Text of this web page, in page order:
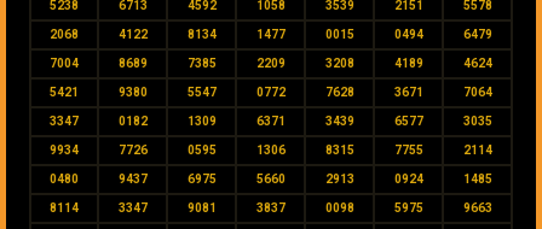
5238 6713 4592 1058 3539 2151 5578
2068 4122 8134 1477 0015 0494 6479
7004 8689 7385 2209 3208 4189 4624
5421 9380 5547 0772 7628 3671 7064
3347 0182 1309 6371 3439 6577 3035
9934 7726 0595 1306 8315 7755 2114
0480 9437 6975 5660 2913 0924 1485
8114 3347 9081 3837 0098 5975 9663